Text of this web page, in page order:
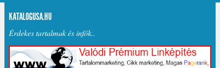
KATALOGUSA.HU
Érdekes tartalmak és infók..